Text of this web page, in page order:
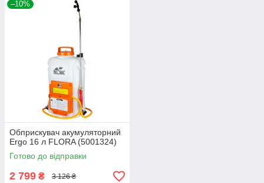
–10%
Обприскувач акумуляторний
Ergo 16 л FLORA (5001324)
Готово до відправки
2 799 ₴ 3 126 ₴